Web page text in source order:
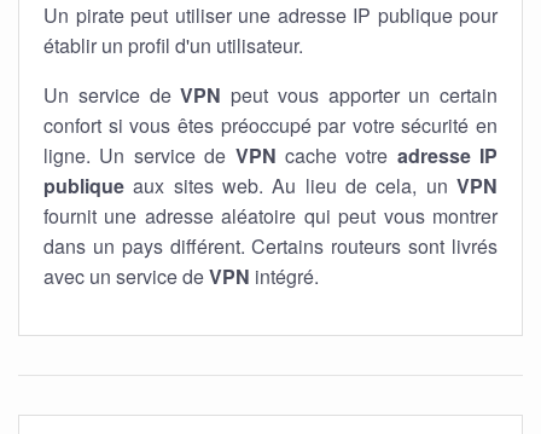
Un pirate peut utiliser une adresse IP publique pour
établir un profil d'un utilisateur.
Un service deVPN peut vous apporter un certain
confort si vous êtes préoccupé par votre sécurité en
ligne. Un service de VPN cache votre adresse IP
publique aux sites web. Au lieu de cela, un VPN
fournit une adresse aléatoire qui peut vous montrer
dans un pays différent. Certains routeurs sont livrés
avec un service deVPN intégré.